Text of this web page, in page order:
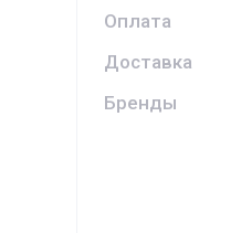
Оплата
Доставка
Бренды